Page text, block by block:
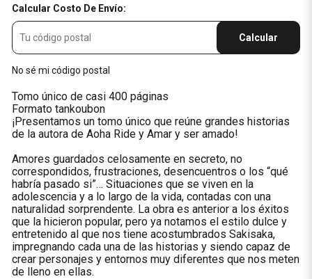
Calcular Costo De Envío:
Calcular
No sé mi código postal
Tomo único de casi 400 páginas
Formato tankoubon
¡Presentamos un tomo único que reúne grandes historias
de la autora de Aoha Ride y Amar y ser amado!
Amores guardados celosamente en secreto, no
correspondidos, frustraciones, desencuentros o los “qué
habría pasado si”… Situaciones que se viven en la
adolescencia y a lo largo de la vida, contadas con una
naturalidad sorprendente. La obra es anterior a los éxitos
que la hicieron popular, pero ya notamos el estilo dulce y
entretenido al que nos tiene acostumbrados Sakisaka,
impregnando cada una de las historias y siendo capaz de
crear personajes y entornos muy diferentes que nos meten
de lleno en ellas.